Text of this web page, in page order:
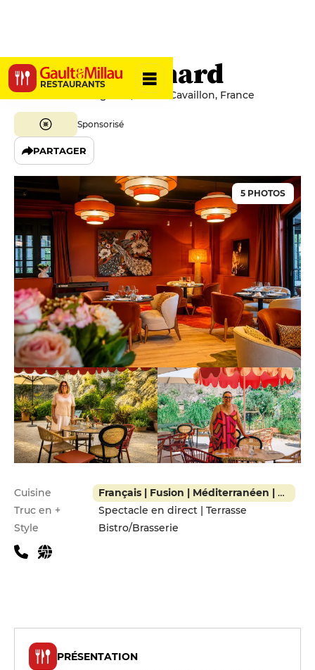
RESTAURANTS
Sous le Cagnard
80 Avenue du Cagnard, 84300 Cavaillon, France
Sponsorisé
PARTAGER
5 PHOTOS
Infos pratiques
Cuisine
Français | Fusion | Méditerranéen | Moderne
Truc en +
Spectacle en direct | Terrasse
Style
Bistro/Brasserie
PRÉSENTATION